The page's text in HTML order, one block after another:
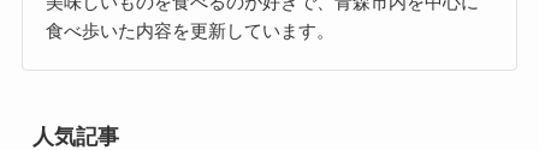
食べ歩いた内容を更新しています。
人気記事